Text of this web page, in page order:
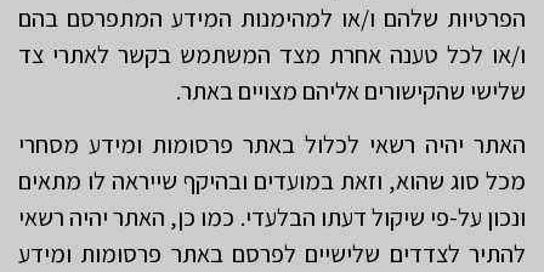
הפרטיות שלהם ו/או למהימנות המידע המתפרסם בהם
ו/או לכל טענה אחרת מצד המשתמש בקשר לאתרי צד
שלישי שהקישורים אליהם מצויים באתר.
האתר יהיה רשאי לכלול באתר פרסומות ומידע מסחרי
מכל סוג שהוא, וזאת במועדים ובהיקף שייראה לו מתאים
ונכון על-פי שיקול דעתו הבלעדי. כמו כן, האתר יהיה רשאי
להתיר לצדדים שלישיים לפרסם באתר פרסומות ומידע